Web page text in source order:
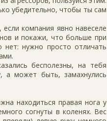
убедительно, чтобы ты сам
компания явно навеселе
и покажи, что больше при
нет: нужно просто отличать
бесполезны, на тебя
а может быть, замахнулись
находиться правая нога у
согнуты в коленях. Вес